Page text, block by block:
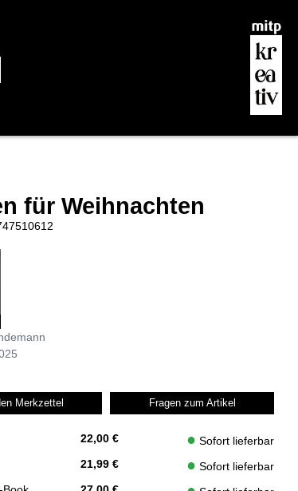
für Weihnachten
Merkzettel Fragen zum Artikel
22,00 € ● Sofort lieferbar
21,99 € ● Sofort lieferbar